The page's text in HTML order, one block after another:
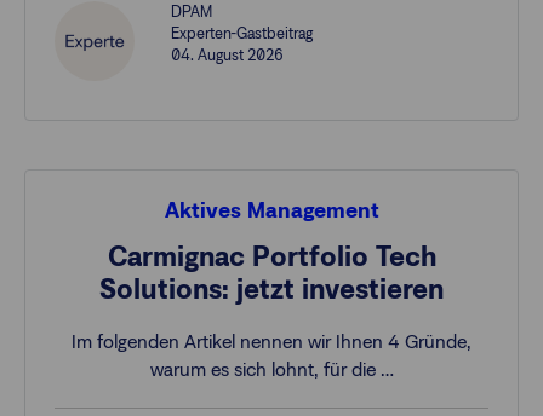
DPAM
Experten-Gastbeitrag
04. August 2026
Aktives Management
Carmignac Portfolio Tech
Solutions: jetzt investieren
Im folgenden Artikel nennen wir Ihnen 4 Gründe,
warum es sich lohnt, für die …